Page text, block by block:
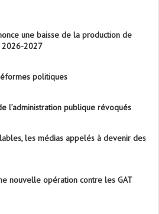
une baisse de la production de
2026-2027
politiques
l’administration publique révoqués
les médias appelés à devenir des
nouvelle opération contre les GAT